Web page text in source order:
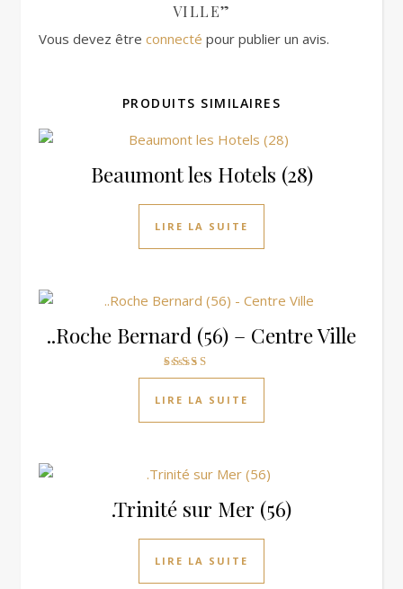
VILLE”
Vous devez être connecté pour publier un avis.
PRODUITS SIMILAIRES
Beaumont les Hotels (28)
LIRE LA SUITE
..Roche Bernard (56) – Centre Ville
Note
sur 5
LIRE LA SUITE
.Trinité sur Mer (56)
LIRE LA SUITE